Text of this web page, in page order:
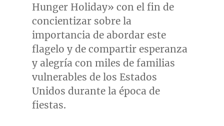
Hunger Holiday» con el fin de
concientizar sobre la
importancia de abordar este
flagelo y de compartir esperanza
y alegría con miles de familias
vulnerables de los Estados
Unidos durante la época de
fiestas.